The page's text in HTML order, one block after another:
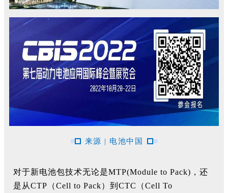
来源 | 电池中国
对于新电池包技术无论是MTP(Module to Pack)，还
是从CTP（Cell to Pack）到CTC（Cell To